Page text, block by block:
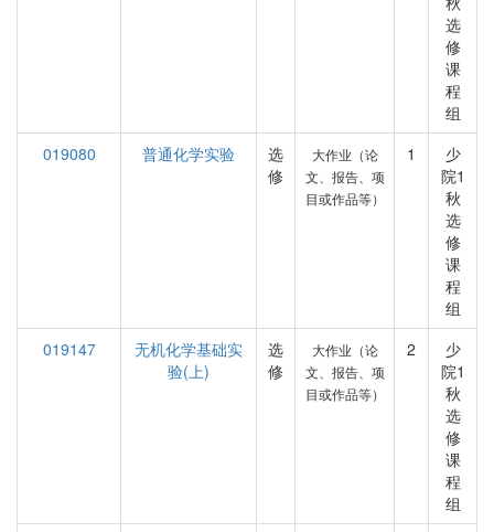
选
修
课
程
组
019080
普通化学实验
选
修
大作业（论
文、报告、项
目或作品等）
1
少
院1
秋
选
修
课
程
组
019147
无机化学基础实
验(上)
选
修
大作业（论
文、报告、项
目或作品等）
2
少
院1
秋
选
修
课
程
组